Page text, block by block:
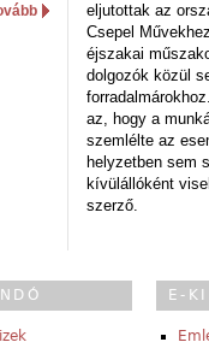
eljutottak az
Csepel
éjszakai
dolgozók közül
az, hogy a
szemlélte az
helyzetben sem
kívülállóként
szerző.
E-